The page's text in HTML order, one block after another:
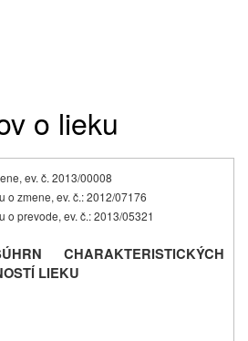
o lieku
ev. č. 2013/00008
o zmene, ev. č.: 2012/07176
o prevode, ev. č.: 2013/05321
CHARAKTERISTICKÝCH
LIEKU